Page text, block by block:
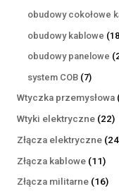
obudowy cokołowe
obudowy kablowe
obudowy panelowe
system COB 77
Wtyczka przemysłowa
Wtyki elektryczne 2222
Złącza elektryczne 24
Złącza kablowe 1111
Złącza militarne 1616